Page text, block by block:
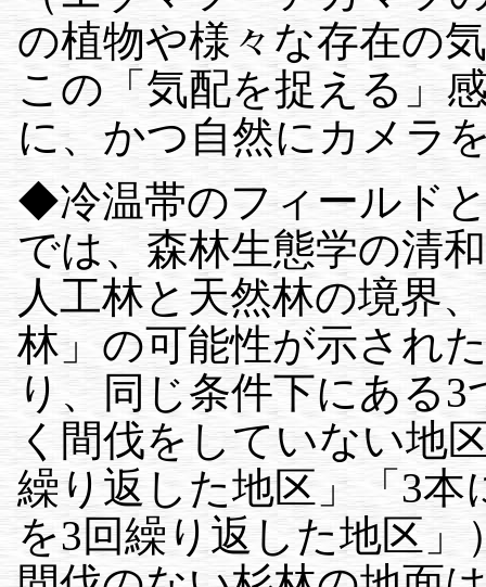
の植物や様々な存在の
この「気配を捉える」
に、かつ自然にカメラ
◆冷温帯のフィールド
では、森林生態学の清
人工林と天然林の境界
林」の可能性が示され
り、同じ条件下にある
く間伐をしていない地
繰り返した地区」「3本
を3回繰り返した地区